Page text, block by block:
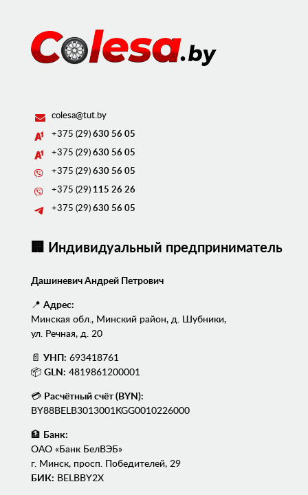
colesa@tut.by
+375 (29) 630 56 05
+375 (29) 630 56 05
+375 (29) 630 56 05
+375 (29) 115 26 26
+375 (29) 630 56 05
🏢 Индивидуальный предприниматель
Дашиневич Андрей Петрович
📍 Адрес:
Минская обл., Минский район, д. Шубники,
ул. Речная, д. 20
📄 УНП: 693418761
📦 GLN: 4819861200001
💳 Расчётный счёт (BYN):
BY88BELB3013001KGG0010226000
🏦
Банк:
ОАО «Банк БелВЭБ»
г. Минск, просп. Победителей, 29
БИК: BELBBY2X